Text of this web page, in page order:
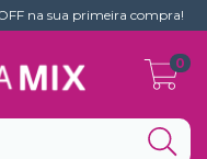
na sua primeira compra!
0